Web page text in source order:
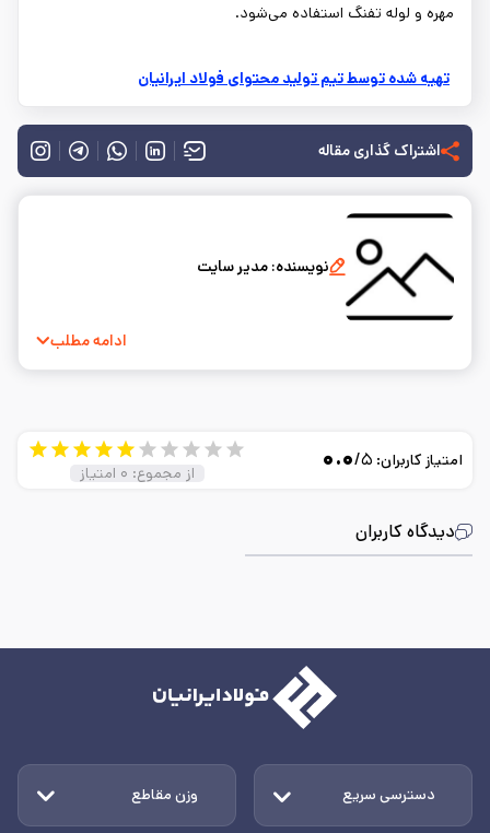
مهره و لوله تفنگ استفاده میشود.
تهیه شده توسط تیم تولید محتوای فولاد ایرانیان
اشتراک گذاری مقاله
نویسنده: مدیر سایت
ادامه مطلب
دیدگاه کاربران
امتیاز کاربران: ۰.۰/۵
از مجموع: ۰ امتیاز
دسترسی سریع وزن مقاطع